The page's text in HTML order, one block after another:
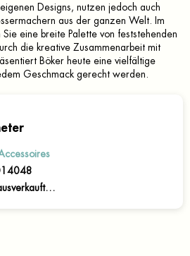
Designs, nutzen jedoch auch
aus der ganzen Welt. Im
eine breite Palette von feststehenden
die kreative Zusammenarbeit mit
Böker heute eine vielfältige
Geschmack gerecht werden.